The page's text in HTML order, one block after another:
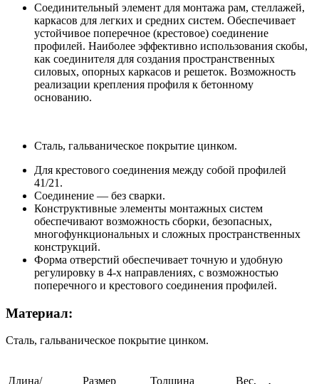
Cоединительный элемент для монтажа рам, стеллажей,
каркасов для легких и средних систем. Обеспечивает
устойчивое поперечное (крестовое) соединение
профилей. Наиболее эффективно использования скобы,
как соединителя для создания пространственных
силовых, опорных каркасов и решеток. Возможность
реализации крепления профиля к бетонному
основанию.
Сталь, гальваническое покрытие цинком.
Для крестового соединения между собой профилей
41/21.
Соединение — без сварки.
Конструктивные элементы монтажных систем
обеспечивают возможность сборки, безопасных,
многофункциональных и сложных пространственных
конструкций.
Форма отверстий обеспечивает точную и удобную
регулировку в 4-х направлениях, с возможностью
поперечного и крестового соединения профилей.
Материал:
Сталь, гальваническое покрытие цинком.
Длина/
Размер
Толщина
Вес,